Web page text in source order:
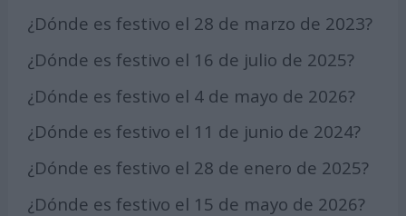
¿Dónde es festivo el 28 de marzo de 2023?
¿Dónde es festivo el 16 de julio de 2025?
¿Dónde es festivo el 4 de mayo de 2026?
¿Dónde es festivo el 11 de junio de 2024?
¿Dónde es festivo el 28 de enero de 2025?
¿Dónde es festivo el 15 de mayo de 2026?